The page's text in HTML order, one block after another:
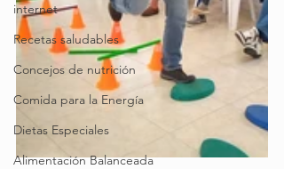
internet
Recetas saludables
Concejos de nutrición
Comida para la Energía
Dietas Especiales
Alimentación Balanceada